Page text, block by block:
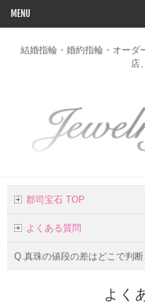
MENU
ブライダルリングコレクション
オーダー
リフォーム
結婚指輪・婚約指輪・オーダ
店
郡司宝石 TOP
よくある質問
Q.真珠の値段の差はどこで判
よく